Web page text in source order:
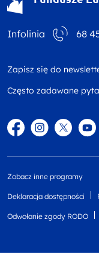
Infolinia 68
Zapisz się do
Często zadawane
FacebookInstagram
Twitter
Zobacz inne programy
Deklaracja dostępności
Odwołanie zgody RODO